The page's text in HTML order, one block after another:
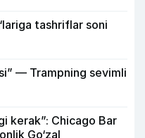
tashriflar soni
— Trampning sevimli
kerak”: Chicago Bar
Go‘zal